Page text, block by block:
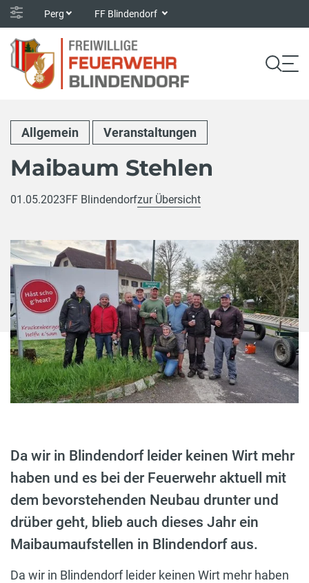
Perg FF Blindendorf
Allgemein Veranstaltungen
Maibaum Stehlen
01.05.2023FF Blindendorfzur Übersicht
Da wir in Blindendorf leider keinen Wirt mehr
haben und es bei der Feuerwehr aktuell mit
dem bevorstehenden Neubau drunter und
drüber geht, blieb auch dieses Jahr ein
Maibaumaufstellen in Blindendorf aus.
Da wir in Blindendorf leider keinen Wirt mehr haben